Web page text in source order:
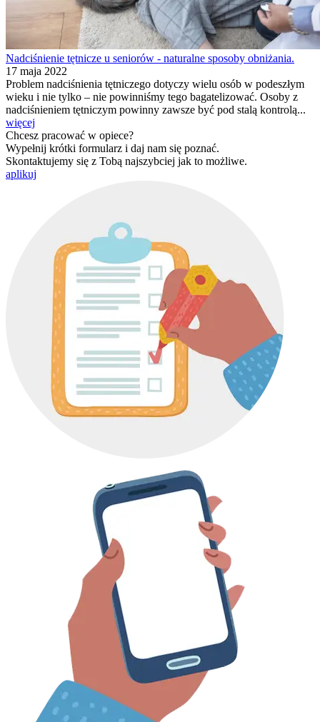
Nadciśnienie tętnicze u seniorów - naturalne sposoby obniżania.
17 maja 2022
Problem nadciśnienia tętniczego dotyczy wielu osób w podeszłym
wieku i nie tylko – nie powinniśmy tego bagatelizować. Osoby z
nadciśnieniem tętniczym powinny zawsze być pod stalą kontrolą...
więcej
Chcesz pracować w opiece?
Wypełnij krótki formularz i daj nam się poznać.
Skontaktujemy się z Tobą najszybciej jak to możliwe.
aplikuj